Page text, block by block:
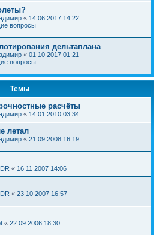
« 14 06 2017 14:22
вопросы
дельтаплана
« 01 10 2017 01:21
вопросы
Темы
расчёты
« 14 01 2010 03:34
летал
« 21 09 2008 16:19
« 16 11 2007 14:06
« 23 10 2007 16:57
« 22 09 2006 18:30